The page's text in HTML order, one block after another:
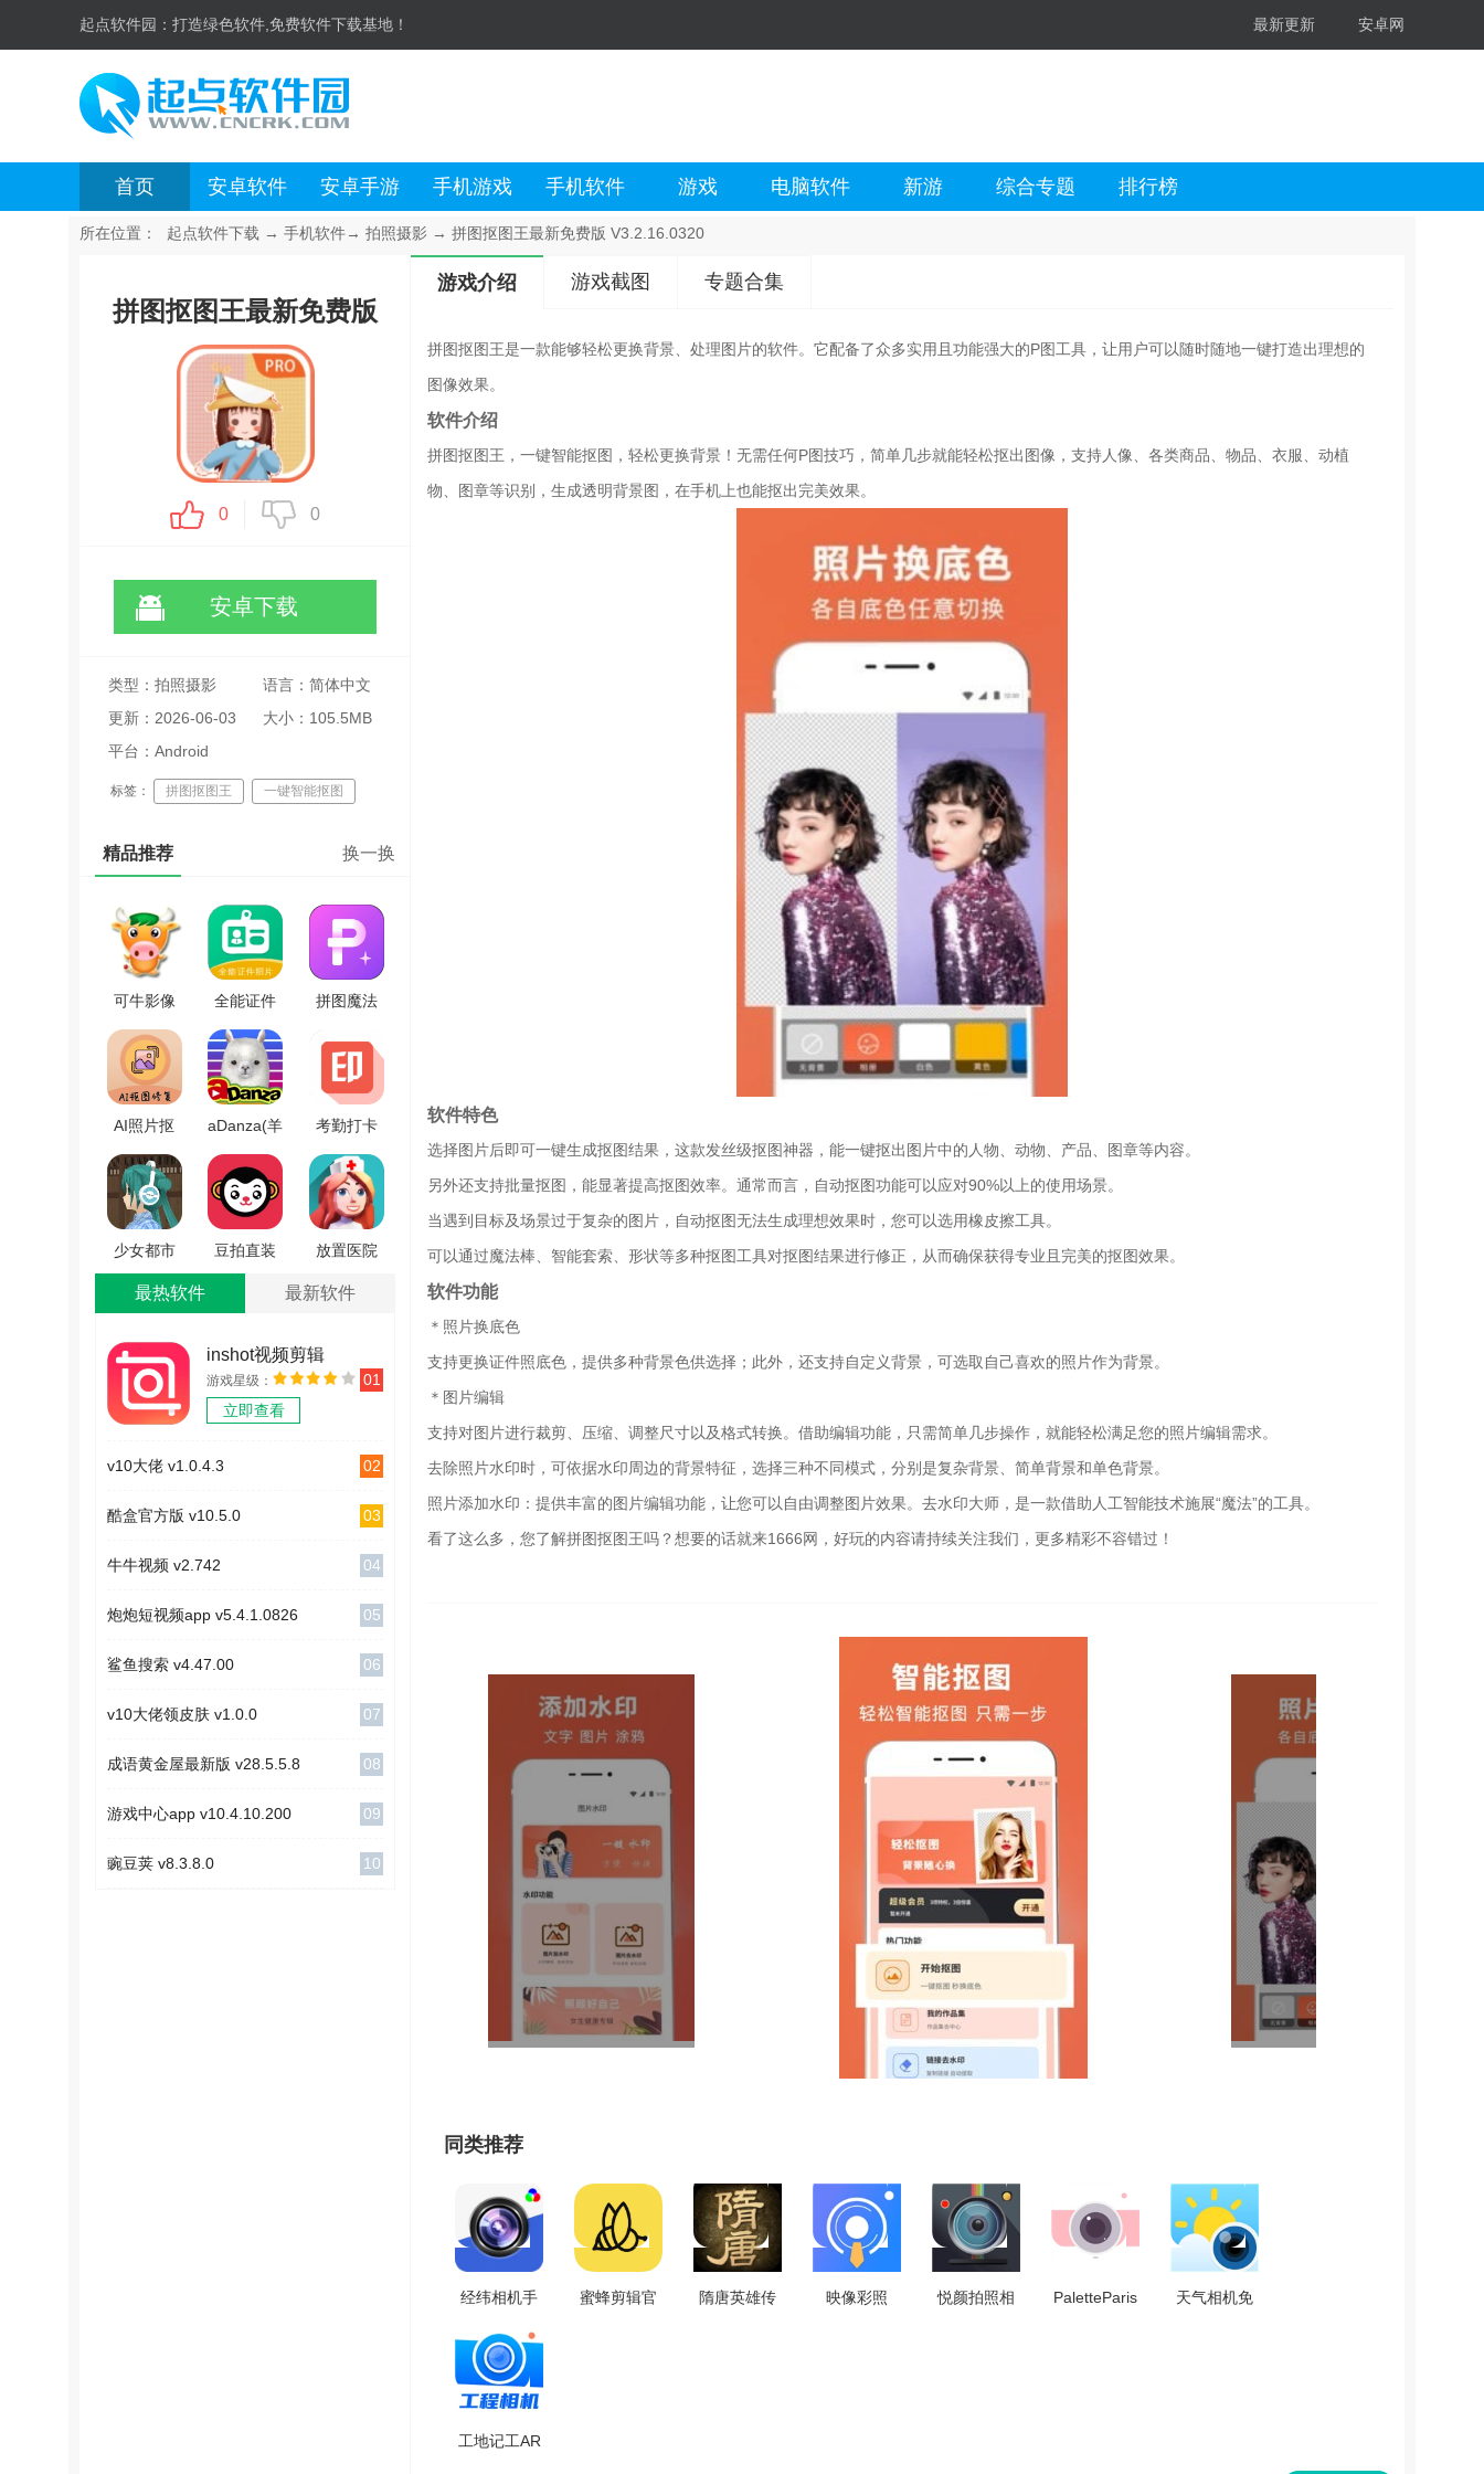
起点软件园： 打造绿色软件,免费软件下载基地！ 最新更新 安卓网
首页 安卓软件 安卓手游 手机游戏 手机软件 游戏 电脑软件 新游 综合专题 排行榜
所在位置： 起点软件下载 → 手机软件→ 拍照摄影 → 拼图抠图王最新免费版 V3.2.16.0320
拼图抠图王最新免费版
0 0
安卓下载
类型：拍照摄影
语言：简体中文
更新：2026-06-03
20:37:20
大小：105.5MB
平台：Android
标签： 拼图抠图王 一键智能抠图
精品推荐 换一换
可牛影像
安卓官方
版
V2.8.1.9
全能证件
照片安卓
官方版
V2.5.8
拼图魔法
师直装版
V7.5.3
AI照片抠
图大师
V1.3.10
aDanza(羊
驼跳舞模
拟器)手机
正版
V1.0.0
考勤打卡
水印
V1.3.5
少女都市
3D通用版
V1.6.2
豆拍直装
版
放置医院
最热软件 最新软件
inshot视频剪辑
v1.3.2
游戏星级：
立即查看
01
v10大佬 v1.0.4.3 02
酷盒官方版 v10.5.0 03
牛牛视频 v2.742 04
炮炮短视频app v5.4.1.0826 05
鲨鱼搜索 v4.47.00 06
v10大佬领皮肤 v1.0.0 07
成语黄金屋最新版 v28.5.5.8 08
游戏中心app v10.4.10.200 09
豌豆荚 v8.3.8.0 10
游戏介绍 游戏截图 专题合集
拼图抠图王是一款能够轻松更换背景、处理图片的软件。它配备了众多实用且功能强大的P图工具，让用户可以随时随地一键打造出理想的
图像效果。
软件介绍
拼图抠图王，一键智能抠图，轻松更换背景！无需任何P图技巧，简单几步就能轻松抠出图像，支持人像、各类商品、物品、衣服、动植
物、图章等识别，生成透明背景图，在手机上也能抠出完美效果。
软件特色
选择图片后即可一键生成抠图结果，这款发丝级抠图神器，能一键抠出图片中的人物、动物、产品、图章等内容。
另外还支持批量抠图，能显著提高抠图效率。通常而言，自动抠图功能可以应对90%以上的使用场景。
当遇到目标及场景过于复杂的图片，自动抠图无法生成理想效果时，您可以选用橡皮擦工具。
可以通过魔法棒、智能套索、形状等多种抠图工具对抠图结果进行修正，从而确保获得专业且完美的抠图效果。
软件功能
＊照片换底色
支持更换证件照底色，提供多种背景色供选择；此外，还支持自定义背景，可选取自己喜欢的照片作为背景。
＊图片编辑
支持对图片进行裁剪、压缩、调整尺寸以及格式转换。借助编辑功能，只需简单几步操作，就能轻松满足您的照片编辑需求。
去除照片水印时，可依据水印周边的背景特征，选择三种不同模式，分别是复杂背景、简单背景和单色背景。
照片添加水印：提供丰富的图片编辑功能，让您可以自由调整图片效果。去水印大师，是一款借助人工智能技术施展“魔法”的工具。
看了这么多，您了解拼图抠图王吗？想要的话就来1666网，好玩的内容请持续关注我们，更多精彩不容错过！
同类推荐
经纬相机手
蜜蜂剪辑官
隋唐英雄传
映像彩照
悦颜拍照相
PaletteParis
天气相机免
工地记工AR